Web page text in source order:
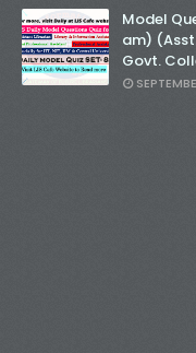
Model
am)
Govt.